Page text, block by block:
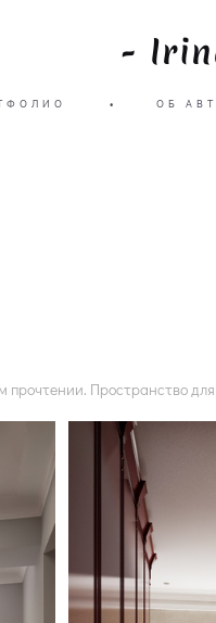
-
• ОБ
Пространство